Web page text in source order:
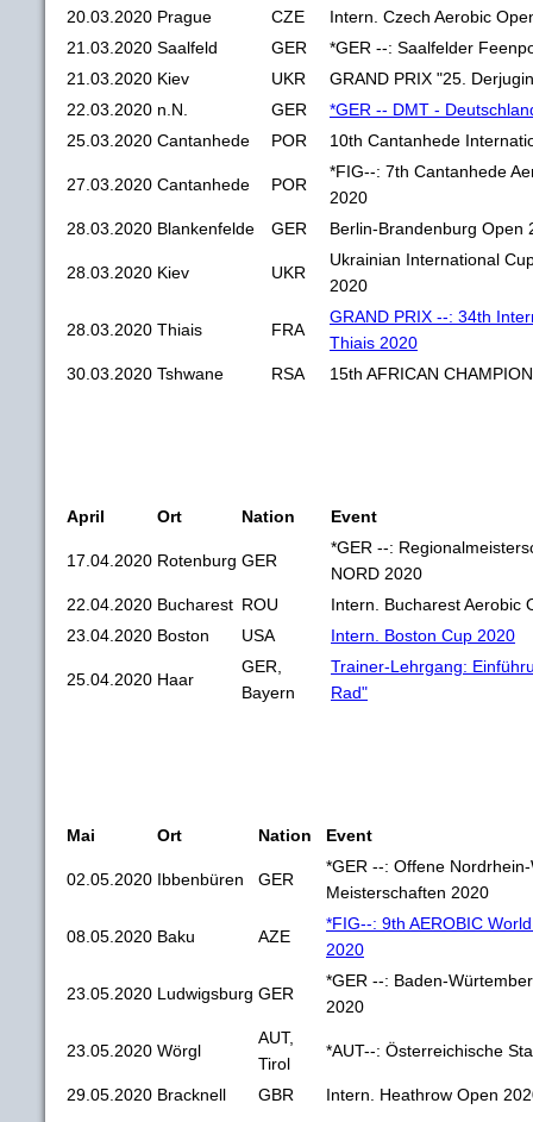
20.03.2020 Prague CZE
Intern. Czech Aerobic
21.03.2020 Saalfeld GER
*GER --: Saalfelder
21.03.2020 Kiev UKR
GRAND PRIX "25.
22.03.2020 n.N. GER
*GER -- DMT -
25.03.2020 Cantanhede POR 10th Cantanhede
27.03.2020 Cantanhede POR
*FIG--: 7th Cantanhede
2020
28.03.2020 Blankenfelde GER Berlin-Brandenburg Open
28.03.2020 Kiev UKR
Ukrainian International
2020
28.03.2020 Thiais FRA
GRAND PRIX --: 34th
Thiais 2020
30.03.2020 Tshwane RSA 15th AFRICAN
April Ort Nation Event
17.04.2020 Rotenburg GER
*GER --:
NORD 2020
22.04.2020 Bucharest ROU
Intern. Bucharest Aerobic
23.04.2020 Boston USA Intern. Boston Cup 2020
25.04.2020 Haar
GER,
Bayern
Trainer-Lehrgang:
Rad"
Mai Ort Nation Event
02.05.2020 Ibbenbüren GER
*GER --: Offene
Meisterschaften 2020
08.05.2020 Baku AZE
*FIG--: 9th AEROBIC
2020
23.05.2020 Ludwigsburg GER
*GER --: Baden-
2020
23.05.2020 Wörgl
AUT,
Tirol
*AUT--: Österreichische
29.05.2020 Bracknell GBR Intern. Heathrow Open